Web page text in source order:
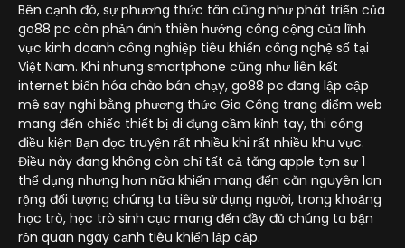
Bên cạnh đó, sự phương thức tân cũng như phát triển của
go88 pc còn phản ánh thiên hướng công cộng của lĩnh
vực kinh doanh công nghiệp tiêu khiển công nghệ số tại
Việt Nam. Khi nhưng smartphone cũng như liên kết
internet biến hóa chào bán chạy, go88 pc đang lập cập
mê say nghi bằng phương thức Gia Công trang điểm web
mang đến chiếc thiết bị di đụng cầm kỉnh tay, thi công
điều kiện Bạn đọc truyện rất nhiều khi rất nhiều khu vực.
Điều này đang không còn chỉ tất cả tăng apple tợn sự 1
thể dụng nhưng hơn nữa khiến mang đến căn nguyên lan
rộng đối tượng chúng ta tiêu sử dụng người, trong khoảng
học trò, học trò sinh cục mang đến đầy đủ chúng ta bận
rộn quan ngay cạnh tiêu khiển lập cập.